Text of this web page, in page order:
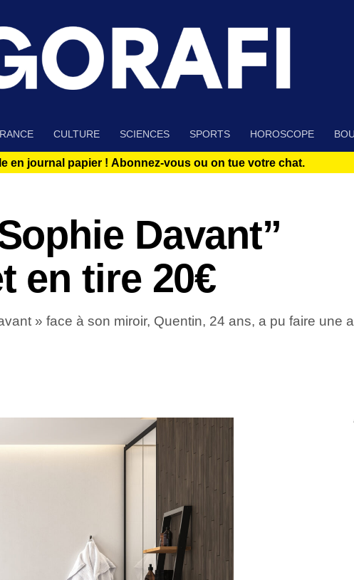
CULTURE SCIENCES SPORTS HOROSCOPE
en journal papier ! Abonnez-vous ou on tue votre chat.
Davant”
en tire 20€
» face à son miroir, Quentin, 24 ans, a pu faire une